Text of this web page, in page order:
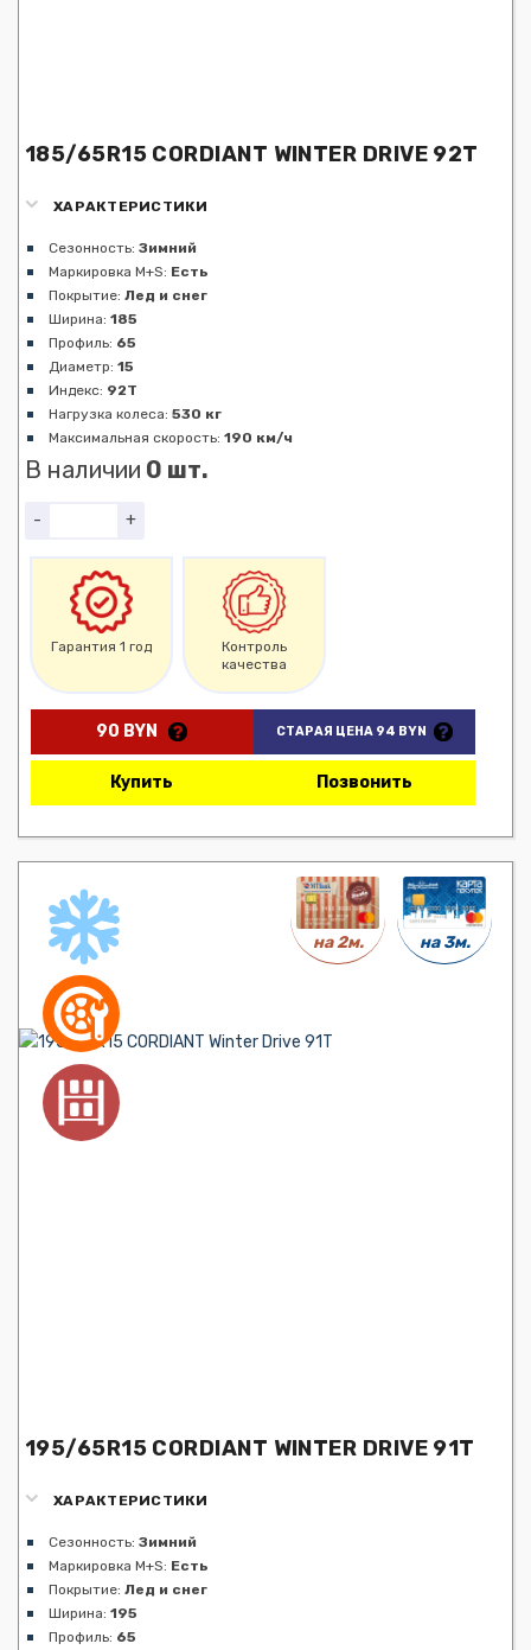
185/65R15 CORDIANT WINTER DRIVE 92T
ХАРАКТЕРИСТИКИ
Сезонность: Зимний
Маркировка M+S: Есть
Покрытие: Лед и снег
Ширина: 185
Профиль: 65
Диаметр: 15
Индекс: 92T
Нагрузка колеса: 530 кг
Максимальная скорость: 190 км/ч
В наличии 0 шт.
- +
Гарантия 1 год
Контроль
качества
90 BYN СТАРАЯ ЦЕНА 94 BYN
Купить Позвонить
на 2м. на 3м.
195/65R15 CORDIANT WINTER DRIVE 91T
ХАРАКТЕРИСТИКИ
Сезонность: Зимний
Маркировка M+S: Есть
Покрытие: Лед и снег
Ширина: 195
Профиль: 65